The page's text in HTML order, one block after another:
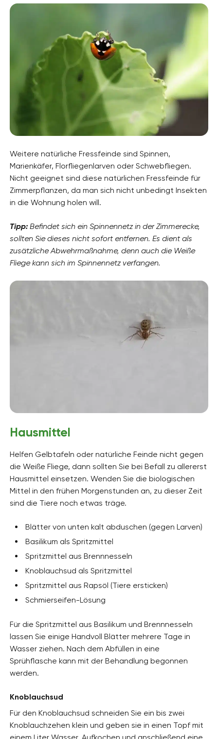
Weitere natürliche Fressfeinde sind Spinnen,
Marienkäfer, Florfliegenlarven oder Schwebfliegen.
Nicht geeignet sind diese natürlichen Fressfeinde für
Zimmerpflanzen, da man sich nicht unbedingt Insekten
in die Wohnung holen will.
Tipp: Befindet sich ein Spinnennetz in der Zimmerecke,
sollten Sie dieses nicht sofort entfernen. Es dient als
zusätzliche Abwehrmaßnahme, denn auch die Weiße
Fliege kann sich im Spinnennetz verfangen.
Hausmittel
Helfen Gelbtafeln oder natürliche Feinde nicht gegen
die Weiße Fliege, dann sollten Sie bei Befall zu allererst
Hausmittel einsetzen. Wenden Sie die biologischen
Mittel in den frühen Morgenstunden an, zu dieser Zeit
sind die Tiere noch etwas träge.
Blätter von unten kalt abduschen (gegen Larven)
Basilikum als Spritzmittel
Spritzmittel aus Brennnesseln
Knoblauchsud als Spritzmittel
Spritzmittel aus Rapsöl (Tiere ersticken)
Schmierseifen-Lösung
Für die Spritzmittel aus Basilikum und Brennnesseln
lassen Sie einige Handvoll Blätter mehrere Tage in
Wasser ziehen. Nach dem Abfüllen in eine
Sprühflasche kann mit der Behandlung begonnen
werden.
Knoblauchsud
Für den Knoblauchsud schneiden Sie ein bis zwei
Knoblauchzehen klein und geben sie in einen Topf mit